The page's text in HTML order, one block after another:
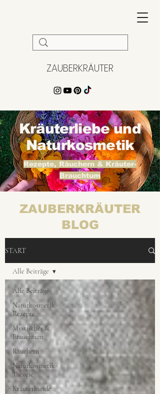
ZAUBERKRÄUTER
Kräuterliebe und
Naturkosmetik
Rezepte, Räuchern & Kräuter-
Brauchtum
ZAUBERKRÄUTER
BLOG
START
Alle Beiträge
Naturkosmetik-
Rezepte
Mystisches &
Brauchtum
Räuchern
Naturkosmetik-
Theorie
Kräuterkunde
Alle Beiträge